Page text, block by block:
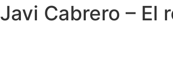
Javi Cabrero – El